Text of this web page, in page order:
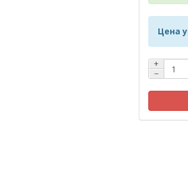
Цена
+
−